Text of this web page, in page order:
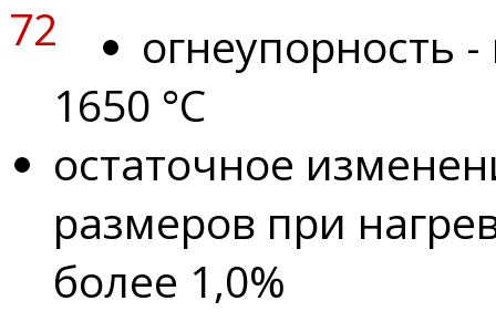
огнеупорность
1650 °С
остаточное
размеров при
более 1,0%